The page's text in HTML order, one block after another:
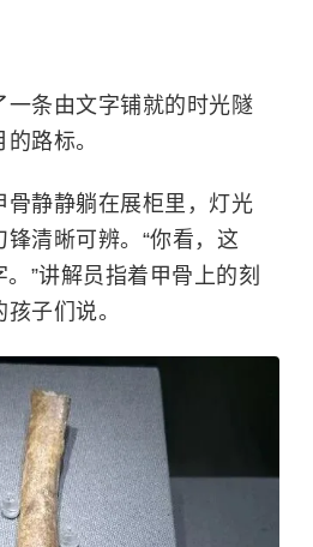
一条由文字铺就的时光隧
路标。
骨静静躺在展柜里，灯光
锋清晰可辨。“你看，这
。”讲解员指着甲骨上的刻
子们说。